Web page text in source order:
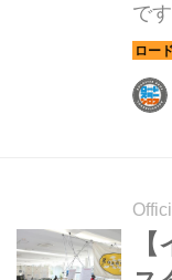
で
し
今
る
す
お
っ